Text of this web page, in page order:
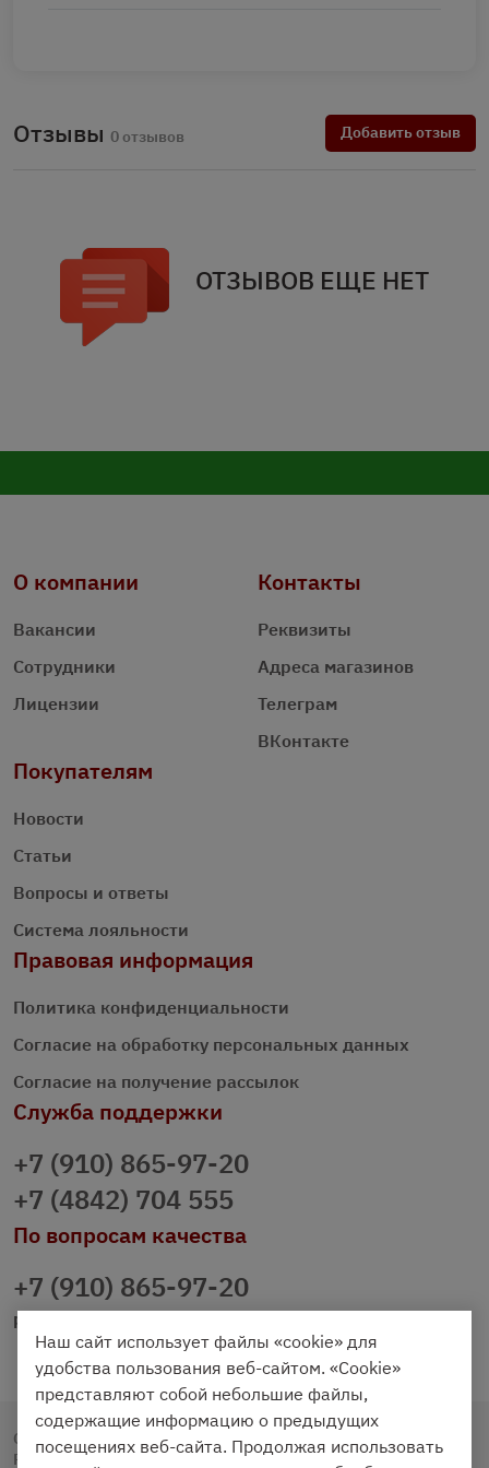
Отзывы 0 отзывов Добавить отзыв
ОТЗЫВОВ ЕЩЕ НЕТ
О компании
Вакансии
Сотрудники
Лицензии
Контакты
Реквизиты
Адреса магазинов
Телеграм
ВКонтакте
Покупателям
Новости
Статьи
Вопросы и ответы
Система лояльности
Правовая информация
Политика конфиденциальности
Согласие на обработку персональных данных
Согласие на получение рассылок
Служба поддержки
+7 (910) 865-97-20
+7 (4842) 704 555
По вопросам качества
+7 (910) 865-97-20
prazdnichniy40@palmi.ru
Copyright © 2020 - 2026. Праздничный Стол.
Разработка и продвижение - Vegas Studio
Наш сайт использует файлы «cookie» для
удобства пользования веб-сайтом. «Cookie»
представляют собой небольшие файлы,
содержащие информацию о предыдущих
посещениях веб-сайта. Продолжая использовать